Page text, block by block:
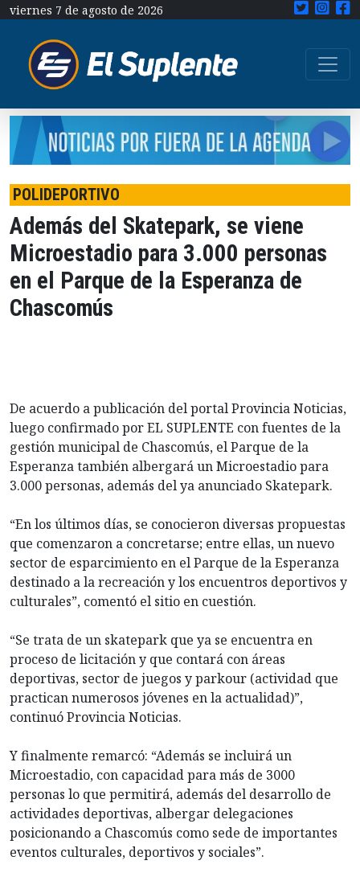
viernes 7 de agosto de 2026
POLIDEPORTIVO
Además del Skatepark, se viene
Microestadio para 3.000 personas
en el Parque de la Esperanza de
Chascomús
De acuerdo a publicación del portal Provincia Noticias,
luego confirmado por EL SUPLENTE con fuentes de la
gestión municipal de Chascomús, el Parque de la
Esperanza también albergará un Microestadio para
3.000 personas, además del ya anunciado Skatepark.
“En los últimos días, se conocieron diversas propuestas
que comenzaron a concretarse; entre ellas, un nuevo
sector de esparcimiento en el Parque de la Esperanza
destinado a la recreación y los encuentros deportivos y
culturales”, comentó el sitio en cuestión.
“Se trata de un skatepark que ya se encuentra en
proceso de licitación y que contará con áreas
deportivas, sector de juegos y parkour (actividad que
practican numerosos jóvenes en la actualidad)”,
continuó Provincia Noticias.
Y finalmente remarcó: “Además se incluirá un
Microestadio, con capacidad para más de 3000
personas lo que permitirá, además del desarrollo de
actividades deportivas, albergar delegaciones
posicionando a Chascomús como sede de importantes
eventos culturales, deportivos y sociales”.